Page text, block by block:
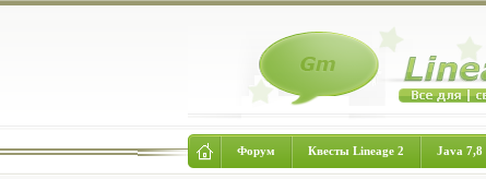
Форум Квесты Lineage 2 Java 7,8